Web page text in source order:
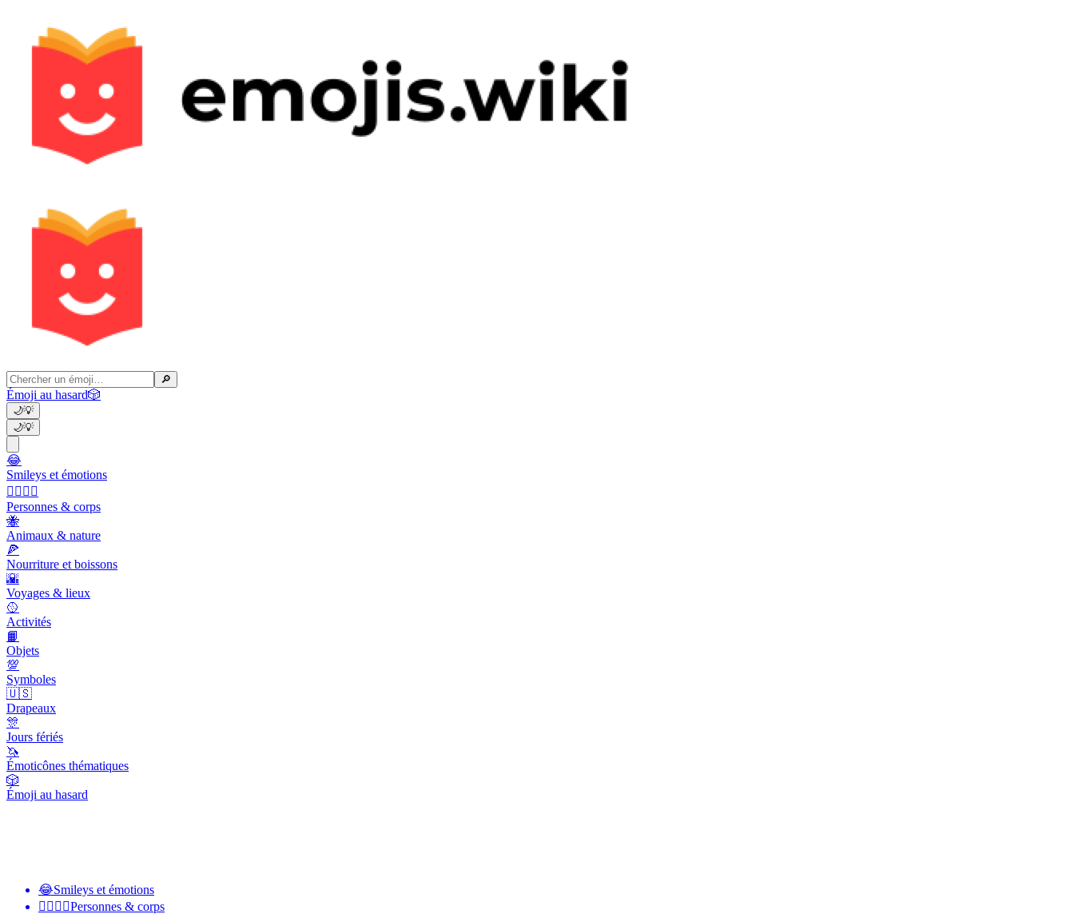
🔎
Émoji au hasard🎲
🌙💡
🌙💡
😂
Smileys et émotions
👩‍❤️‍💋‍👨
Personnes & corps
🐝
Animaux & nature
🍕
Nourriture et boissons
🌇
Voyages & lieux
🥎
Activités
📙
Objets
💯
Symboles
🇺🇸
Drapeaux
🎊
Jours fériés
🦄
Émoticônes thématiques
🎲
Émoji au hasard
😂Smileys et émotions
👩‍❤️‍💋‍👨Personnes & corps